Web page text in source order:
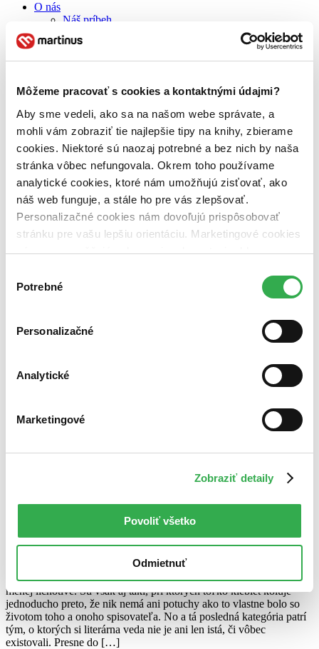
Môžeme pracovať s cookies a kontaktnými údajmi?
Aby sme vedeli, ako sa na našom webe správate, a
mohli vám zobraziť tie najlepšie tipy na knihy, zbierame
cookies. Niektoré sú naozaj potrebné a bez nich by naša
stránka vôbec nefungovala. Okrem toho používame
analytické cookies, ktoré nám umožňujú zisťovať, ako
náš web funguje, a stále ho pre vás zlepšovať.
Personalizačné cookies nám dovoľujú prispôsobovať
stránku pre vašu lepšiu orientáciu. Marketingové cookies
nám zas umožňujú zobrazenie relevantnej reklamy.
nám pomohlo, keby sme mohli používať všetky tieto
súhlasu
Potrebné
Personalizačné
Analytické
Marketingové
Zobraziť detaily
Povoliť všetko
Odmietnuť
O nás
Náš príbeh
Náš zmysel
Galéria Martinusu
Zodpovednosť
Pomáhame ďalej
Zelený Martinus
Nerobíme rozdiely
Pridaj sa k nám
Aktuálne ponuky
Výberový proces
Pošlite mi ponuku
Povedali o nás
Projekty
Kampane
Náš labák
Knihy roka
21. júla 2011
Zuzana Galková
O spisovateľoch sa traduje mnoho kuriozít. Niektoré milé, niektoré
menej lichotivé. Sú však aj takí, pri ktorých toľko klebiet koluje
jednoducho preto, že nik nemá ani potuchy ako to vlastne bolo so
životom toho a onoho spisovateľa. No a tá posledná kategória patrí
tým, o ktorých si literárna veda nie je ani len istá, či vôbec
existovali. Presne do […]